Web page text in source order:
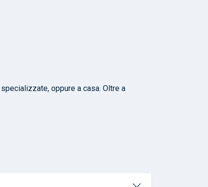
oppure a casa. Oltre a